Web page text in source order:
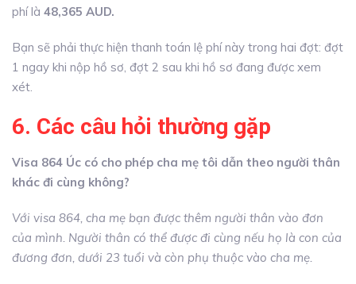
phí là 48,365 AUD.
Bạn sẽ phải thực hiện thanh toán lệ phí này trong hai đợt: đợt
1 ngay khi nộp hồ sơ, đợt 2 sau khi hồ sơ đang được xem
xét.
6. Các câu hỏi thường gặp
Visa 864 Úc có cho phép cha mẹ tôi dẫn theo người thân
khác đi cùng không?
Với visa 864, cha mẹ bạn được thêm người thân vào đơn
của mình. Người thân có thể được đi cùng nếu họ là con của
đương đơn, dưới 23 tuổi và còn phụ thuộc vào cha mẹ.